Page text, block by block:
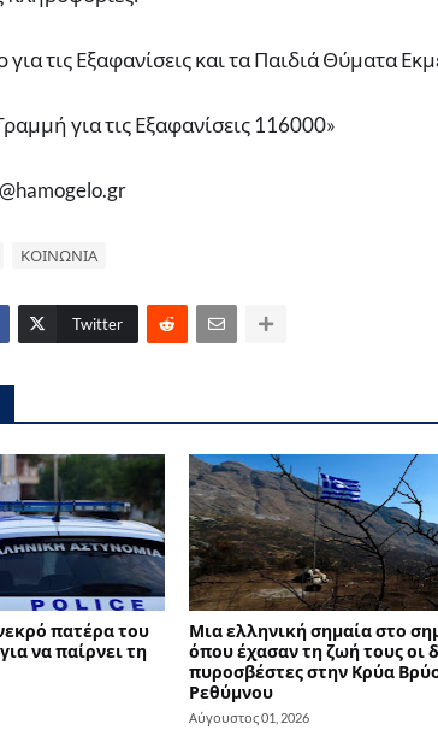
για τις Εξαφανίσεις και τα Παιδιά Θύματα
για τις Εξαφανίσεις 116000»
ΚΟΙΝΩΝΙΑ
Twitter
πατέρα του
να παίρνει τη
Μια ελληνική σημαία στο
όπου έχασαν τη ζωή τους οι
πυροσβέστες στην Κρύα
Ρεθύμνου
Αύγουστος 01, 2026